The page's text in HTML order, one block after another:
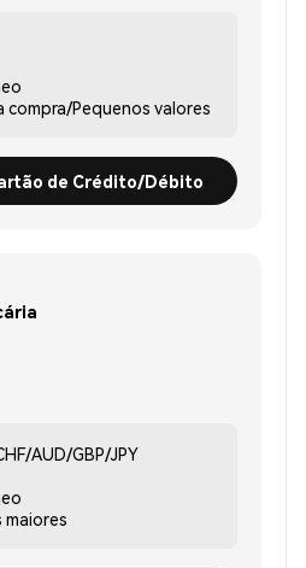
compra/Pequenos valores
de Crédito/Débito
AUD/GBP/JPY
maiores